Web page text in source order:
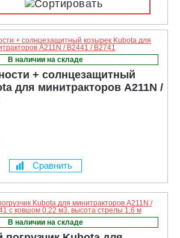
В наличии на складе
+ солнцезащитный
для минитракторов A211N /
Сравнить
В наличии на складе